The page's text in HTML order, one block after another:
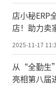
店小秘ERP
店！助力卖
2025-11-17
从“全勤生
亮相第八届